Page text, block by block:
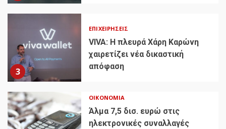
3
ΕΠΙΧΕΙΡΉΣΕΙΣ
VIVA: Η πλευρά Χάρη Καρώνη
χαιρετίζει νέα δικαστική
απόφαση
ΟΙΚΟΝΟΜΊΑ
Άλμα 7,5 δισ. ευρώ στις
ηλεκτρονικές συναλλαγές